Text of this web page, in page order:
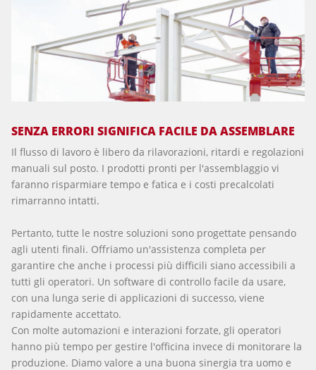
SENZA ERRORI SIGNIFICA FACILE DA ASSEMBLARE
Il flusso di lavoro è libero da rilavorazioni, ritardi e regolazioni
manuali sul posto. I prodotti pronti per l'assemblaggio vi
faranno risparmiare tempo e fatica e i costi precalcolati
rimarranno intatti.
Pertanto, tutte le nostre soluzioni sono progettate pensando
agli utenti finali. Offriamo un'assistenza completa per
garantire che anche i processi più difficili siano accessibili a
tutti gli operatori. Un software di controllo facile da usare,
con una lunga serie di applicazioni di successo, viene
rapidamente accettato.
Con molte automazioni e interazioni forzate, gli operatori
hanno più tempo per gestire l'officina invece di monitorare la
produzione. Diamo valore a una buona sinergia tra uomo e